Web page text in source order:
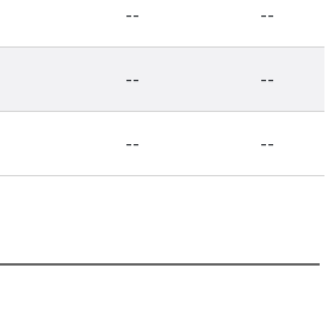
-- --
-- --
-- --